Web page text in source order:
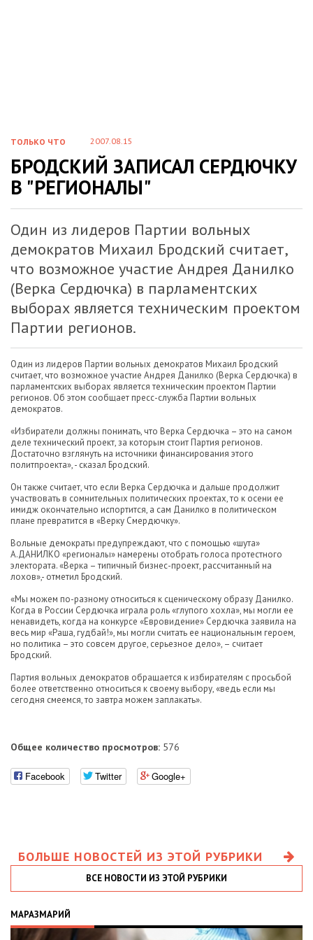
ТОЛЬКО ЧТО 2007.08.15
БРОДСКИЙ ЗАПИСАЛ СЕРДЮЧКУ
В "РЕГИОНАЛЫ"
Один из лидеров Партии вольных
демократов Михаил Бродский считает,
что возможное участие Андрея Данилко
(Верка Сердючка) в парламентских
выборах является техническим проектом
Партии регионов.
Один из лидеров Партии вольных демократов Михаил Бродский
считает, что возможное участие Андрея Данилко (Верка Сердючка) в
парламентских выборах является техническим проектом Партии
регионов. Об этом сообщает пресс-служба Партии вольных
демократов.
«Избиратели должны понимать, что Верка Сердючка – это на самом
деле технический проект, за которым стоит Партия регионов.
Достаточно взглянуть на источники финансирования этого
политпроекта», - сказал Бродский.
Он также считает, что если Верка Сердючка и дальше продолжит
участвовать в сомнительных политических проектах, то к осени ее
имидж окончательно испортится, а сам Данилко в политическом
плане превратится в «Верку Смердючку».
Вольные демократы предупреждают, что с помощью «шута»
А.ДАНИЛКО «регионалы» намерены отобрать голоса протестного
электората. «Верка – типичный бизнес-проект, рассчитанный на
лохов»,- отметил Бродский.
«Мы можем по-разному относиться к сценическому образу Данилко.
Когда в России Сердючка играла роль «глупого хохла», мы могли ее
ненавидеть, когда на конкурсе «Евровидение» Сердючка заявила на
весь мир «Раша, гудбай!», мы могли считать ее национальным героем,
но политика – это совсем другое, серьезное дело», – считает
Бродский.
Партия вольных демократов обращается к избирателям с просьбой
более ответственно относиться к своему выбору, «ведь если мы
сегодня смеемся, то завтра можем заплакать».
Общее количество просмотров: 576
Facebook Twitter Google+
БОЛЬШЕ НОВОСТЕЙ ИЗ ЭТОЙ РУБРИКИ
ВСЕ НОВОСТИ ИЗ ЭТОЙ РУБРИКИ
МАРАЗМАРИЙ